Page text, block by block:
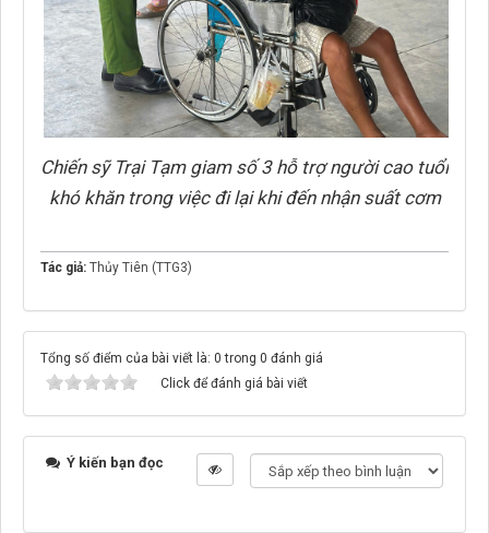
Chiến sỹ Trại Tạm giam số 3 hỗ trợ người cao tuổi
khó khăn trong việc đi lại khi đến nhận suất cơm
Tác giả: Thủy Tiên (TTG3)
Tổng số điểm của bài viết là: 0 trong 0 đánh giá
Click để đánh giá bài viết
Ý kiến bạn đọc